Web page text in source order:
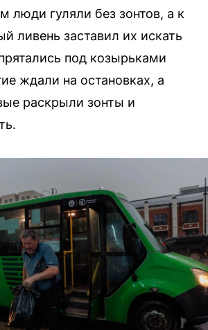
люди гуляли без зонтов, а к
ливень заставил их искать
под козырьками
ждали на остановках, а
раскрыли зонты и